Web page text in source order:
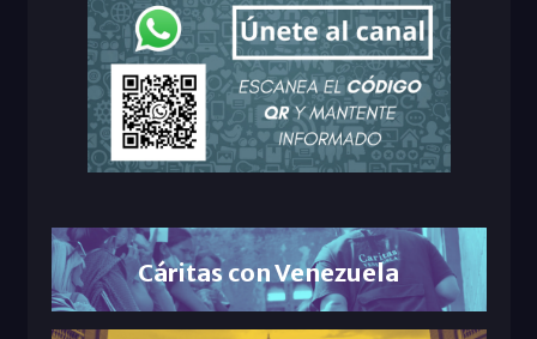
Cáritas con Venezuela